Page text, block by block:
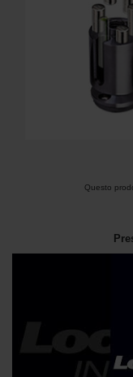
Questo